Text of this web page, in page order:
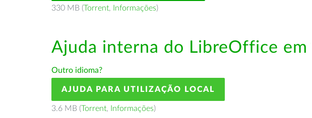
330 MB (Torrent, Informações)
Ajuda interna do LibreOffice em
Outro idioma?
AJUDA PARA UTILIZAÇÃO LOCAL
3.6 MB (Torrent, Informações)